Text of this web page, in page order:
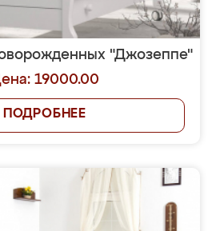
"Джозеппе"
19000.00
ПОДРОБНЕЕ